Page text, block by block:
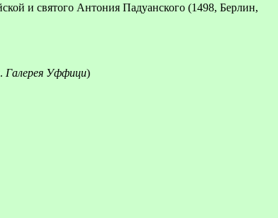
и святого Антония Падуанского (1498, Берлин,
Галерея Уффици)